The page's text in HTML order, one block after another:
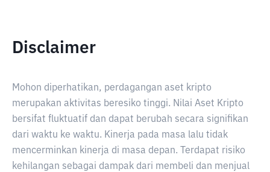
Disclaimer
Mohon diperhatikan, perdagangan aset kripto
merupakan aktivitas beresiko tinggi. Nilai Aset Kripto
bersifat fluktuatif dan dapat berubah secara signifikan
dari waktu ke waktu. Kinerja pada masa lalu tidak
mencerminkan kinerja di masa depan. Terdapat risiko
kehilangan sebagai dampak dari membeli dan menjual